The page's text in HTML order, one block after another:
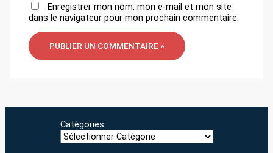
Enregistrer mon nom, mon e-mail et mon site
dans le navigateur pour mon prochain commentaire.
Catégories